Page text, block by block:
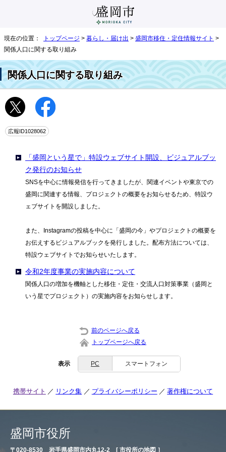
現在の位置： トップページ > 暮らし・届け出 > 盛岡市移住・定住情報サイト >
関係人口に関する取り組み
関係人口に関する取り組み
広報ID1028062
「盛岡という星で」特設ウェブサイト開設、ビジュアルブッ
ク発行のお知らせ
SNSを中心に情報発信を行ってきましたが、関連イベントや東京での
盛岡に関連する情報、プロジェクトの概要をお知らせるため、特設ウ
ェブサイトを開設しました。
また、Instagramの投稿を中心に「盛岡の今」やプロジェクトの概要を
お伝えするビジュアルブックを発行しました。配布方法については、
特設ウェブサイトでお知らせいたします。
令和2年度事業の実施内容について
関係人口の増加を機軸とした移住・定住・交流人口対策事業（盛岡と
いう星でプロジェクト）の実施内容をお知らせします。
前のページへ戻る
トップページへ戻る
表示 PC スマートフォン
携帯サイト リンク集 プライバシーポリシー 著作権について
盛岡市役所
〒020-8530 岩手県盛岡市内丸12-2 [ 市役所の地図 ］